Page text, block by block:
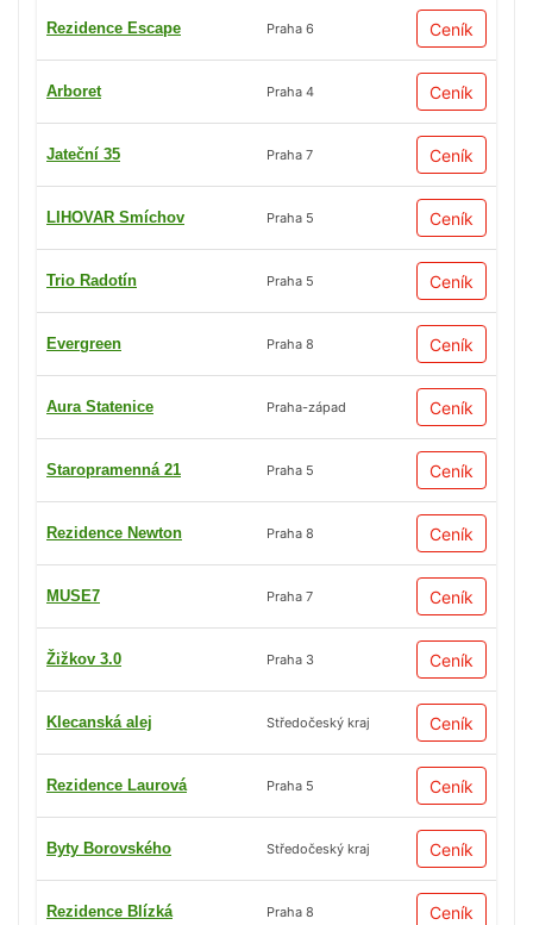
Rezidence Escape Praha 6 Ceník
Arboret Praha 4 Ceník
Jateční 35 Praha 7 Ceník
LIHOVAR Smíchov Praha 5 Ceník
Trio Radotín Praha 5 Ceník
Evergreen Praha 8 Ceník
Aura Statenice Praha-západ Ceník
Staropramenná 21 Praha 5 Ceník
Rezidence Newton Praha 8 Ceník
MUSE7 Praha 7 Ceník
Žižkov 3.0 Praha 3 Ceník
Klecanská alej Středočeský kraj Ceník
Rezidence Laurová Praha 5 Ceník
Byty Borovského Středočeský kraj Ceník
Rezidence Blízká Praha 8 Ceník